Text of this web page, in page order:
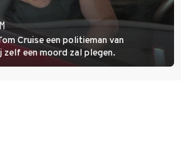
Cruise een politieman van
een moord zal plegen.